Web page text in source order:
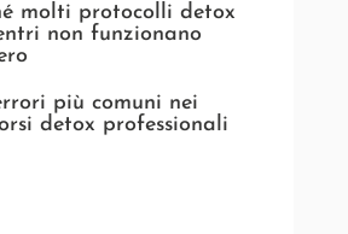
molti protocolli detox
non funzionano
più comuni nei
detox professionali